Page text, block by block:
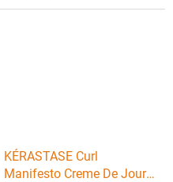
KÉRASTASE Curl
Manifesto Creme De Jour